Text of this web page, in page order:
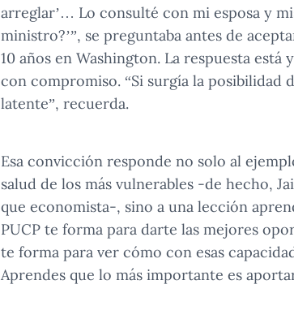
arreglar’… Lo consulté con mi esposa y
ministro?’”, se preguntaba antes de
10 años en Washington. La respuesta
con compromiso. “Si surgía la posibilidad
latente”, recuerda.
Esa convicción responde no solo al
salud de los más vulnerables -de hecho,
que economista-, sino a una lección
PUCP te forma para darte las mejores
te forma para ver cómo con esas
Aprendes que lo más importante es